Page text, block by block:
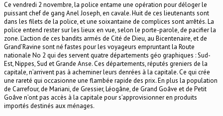
Ce vendredi 2 novembre, la police entame une opération pour déloger le
puissant chef de gang Anel Joseph, en cavale. Huit de ces lieutenants sont
dans les filets de la police, et une soixantaine de complices sont arrêtés. La
police entend rester sur les lieux en vue, selon le porte-parole, de pacifier la
zone. L’action de ces bandits armés de Cité de Dieu, au Bicentenaire, et de
Grand’Ravine sont né fastes pour les voyageurs empruntant la Route
nationale No 2 qui des servent quatre départements géo graphiques : Sud-
Est, Nippes, Sud et Grande Anse. Ces départements, réputés greniers de la
capitale, n’arrivent pas à acheminer leurs denrées à la capitale. Ce qui crée
une rareté qui occasionne une flambée rapide des prix. En plus la population
de Carrefour, de Mariani, de Gressier, Léogâne, de Grand Goâve et de Petit
Goâve n’ont pas accès à la capitale pour s’approvisionner en produits
importés destinés aux ménages.